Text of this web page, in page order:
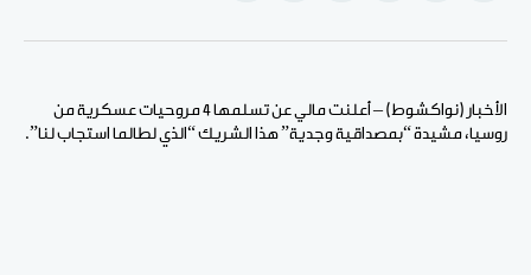
الفيسبوكPinterest
لينكد WhatsApp
الإيميل
الأخبار (نواكشوط) – أعلنت مالي عن تسلمها 4 مروحيات عسكرية من
روسيا، مشيدة “بمصداقية وجدية” هذا الشريك “الذي لطالما استجاب لنا”.